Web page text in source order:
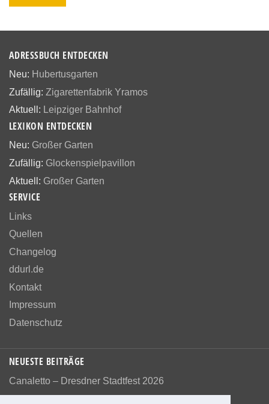
ADRESSBUCH ENTDECKEN
Neu: Hubertusgarten
Zufällig: Zigarettenfabrik Yramos
Aktuell: Leipziger Bahnhof
LEXIKON ENTDECKEN
Neu: Großer Garten
Zufällig: Glockenspielpavillon
Aktuell: Großer Garten
SERVICE
Links
Quellen
Changelog
ddurl.de
Kontakt
Impressum
Datenschutz
NEUESTE BEITRÄGE
Canaletto – Dresdner Stadtfest 2026